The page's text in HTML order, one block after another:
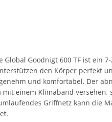
Goodnigt 600 TF ist ein
den Körper perfekt
und komfortabel. Der
einem Klimaband versehen,
Griffnetz kann die